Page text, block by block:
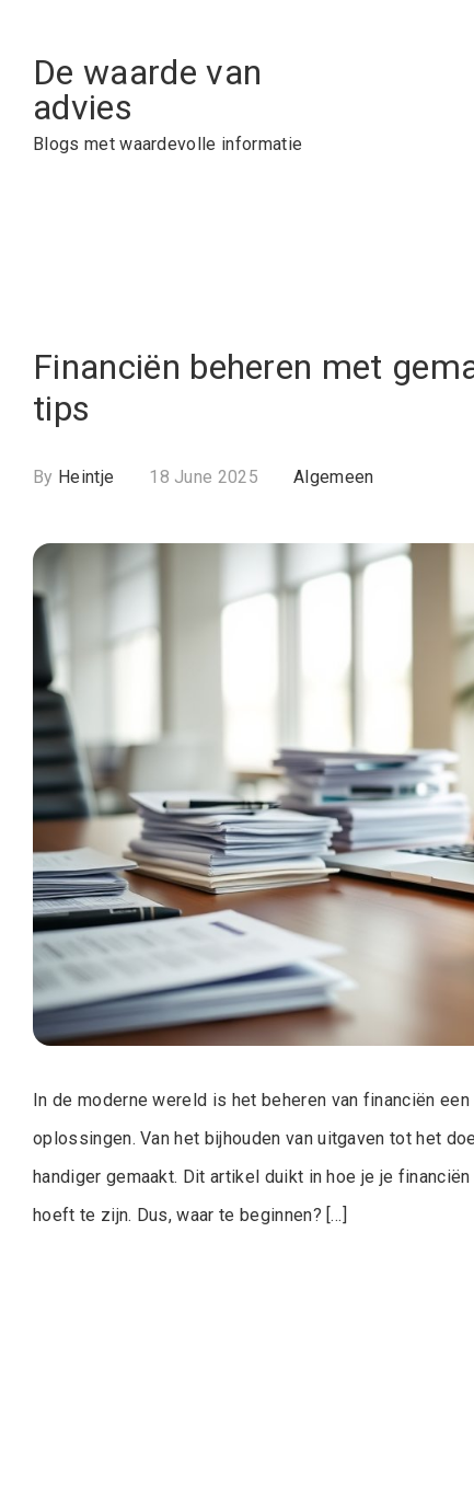
contentDe waarde van
advies
Blogs met waardevolle informatie
Financiën beheren met
tips
By Heintje 18 June 2025 Algemeen
In de moderne wereld is het beheren van financiën
oplossingen. Van het bijhouden van uitgaven tot het
handiger gemaakt. Dit artikel duikt in hoe je je
hoeft te zijn. Dus, waar te beginnen? […]